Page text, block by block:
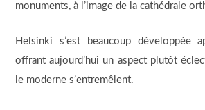
monuments, à l’image de la cathédrale
Helsinki s’est beaucoup développée
offrant aujourd’hui un aspect plutôt
le moderne s’entremêlent.